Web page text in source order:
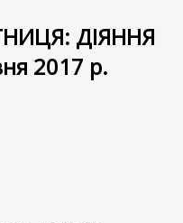
ДІЯННЯ
2017 р.